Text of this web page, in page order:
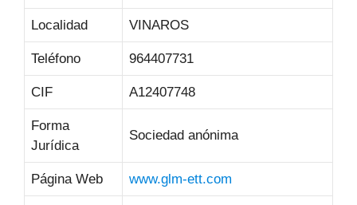
Localidad VINAROS
Teléfono 964407731
CIF A12407748
Forma
Jurídica
Sociedad anónima
Página Web www.glm-ett.com